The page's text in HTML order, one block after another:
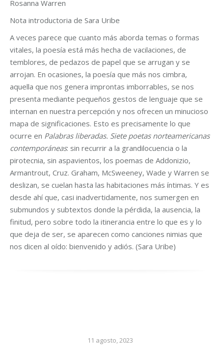
Rosanna Warren
Nota introductoria de Sara Uribe
A veces parece que cuanto más aborda temas o formas
vitales, la poesía está más hecha de vacilaciones, de
temblores, de pedazos de papel que se arrugan y se
arrojan. En ocasiones, la poesía que más nos cimbra,
aquella que nos genera improntas imborrables, se nos
presenta mediante pequeños gestos de lenguaje que se
internan en nuestra percepción y nos ofrecen un minucioso
mapa de significaciones. Esto es precisamente lo que
ocurre en Palabras liberadas. Siete poetas norteamericanas
contemporáneas: sin recurrir a la grandilocuencia o la
pirotecnia, sin aspavientos, los poemas de Addonizio,
Armantrout, Cruz. Graham, McSweeney, Wade y Warren se
deslizan, se cuelan hasta las habitaciones más íntimas. Y es
desde ahí que, casi inadvertidamente, nos sumergen en
submundos y subtextos donde la pérdida, la ausencia, la
finitud, pero sobre todo la itinerancia entre lo que es y lo
que deja de ser, se aparecen como canciones nimias que
nos dicen al oído: bienvenido y adiós. (Sara Uribe)
11 agosto, 2023